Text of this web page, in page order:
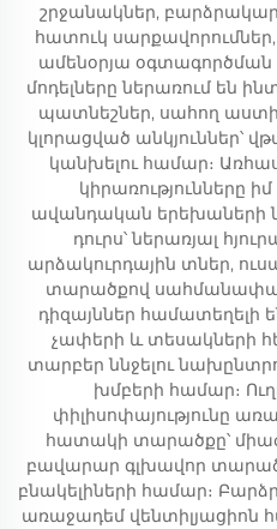
շրջանակներ,
հատուկ
ամենօրյա
մոդելները ներառում են
պատնեշներ, սահող
կլորացված անկյուններ՝
կանխելու համար։
կիրառությունները
ավանդական երեխաների
դուրս՝ ներառյալ
արձակուրդային տներ,
տարածքով
դիզայններ
չափերի և տեսակների
տարբեր ննջելու
խմբերի համար։
փիլիսոփայությունը
հատակի տարածքը՝
բավարար գլխավոր
բնակելիների համար։
առաջադեմ վենտիլյացիոն